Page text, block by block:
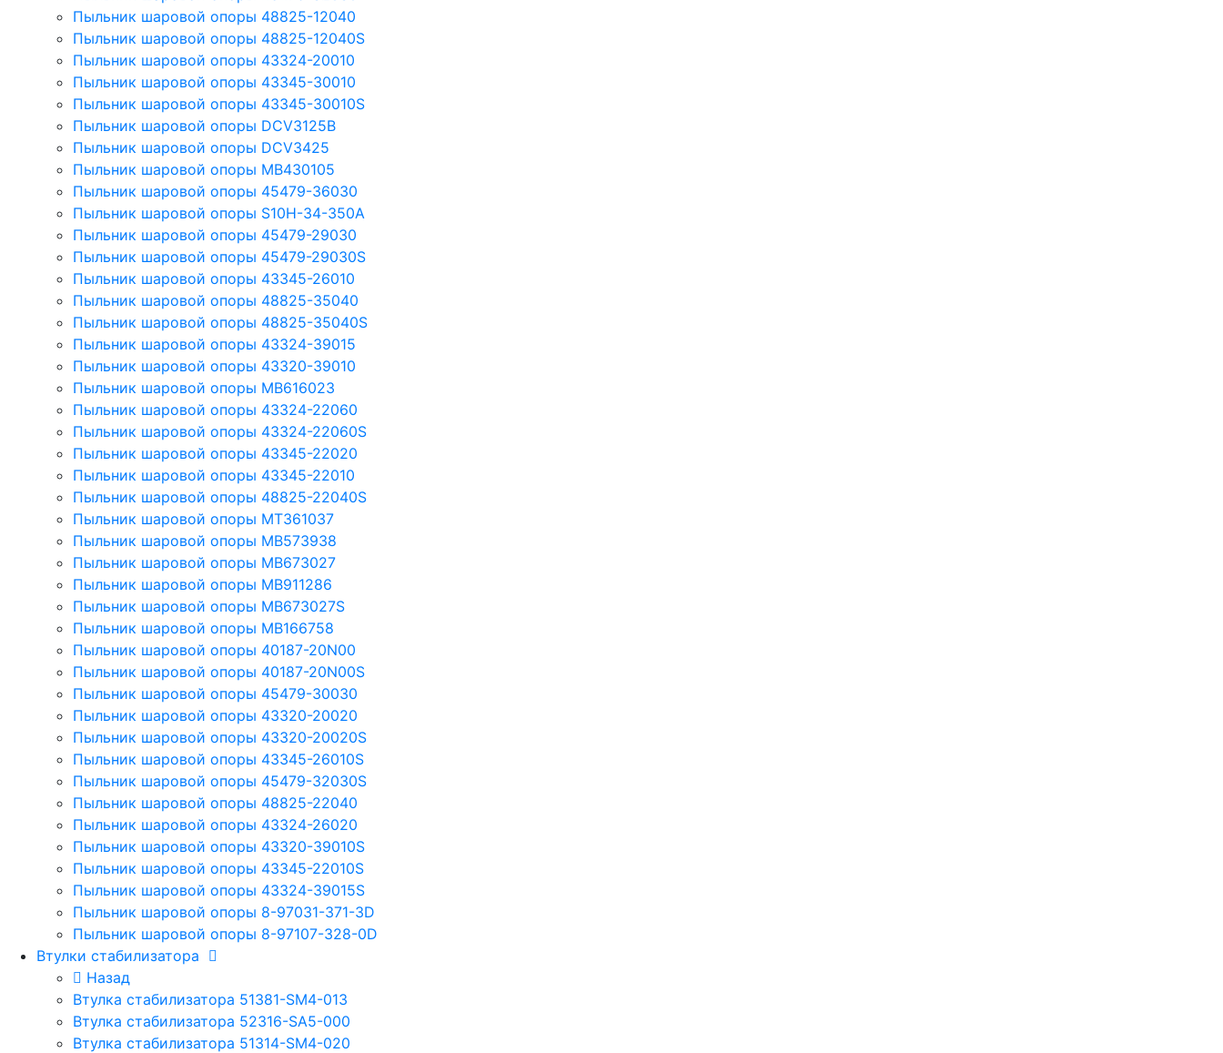
Пыльник шаровой опоры 48825-12040
Пыльник шаровой опоры 48825-12040S
Пыльник шаровой опоры 43324-20010
Пыльник шаровой опоры 43345-30010
Пыльник шаровой опоры 43345-30010S
Пыльник шаровой опоры DCV3125B
Пыльник шаровой опоры DCV3425
Пыльник шаровой опоры MB430105
Пыльник шаровой опоры 45479-36030
Пыльник шаровой опоры S10H-34-350A
Пыльник шаровой опоры 45479-29030
Пыльник шаровой опоры 45479-29030S
Пыльник шаровой опоры 43345-26010
Пыльник шаровой опоры 48825-35040
Пыльник шаровой опоры 48825-35040S
Пыльник шаровой опоры 43324-39015
Пыльник шаровой опоры 43320-39010
Пыльник шаровой опоры MB616023
Пыльник шаровой опоры 43324-22060
Пыльник шаровой опоры 43324-22060S
Пыльник шаровой опоры 43345-22020
Пыльник шаровой опоры 43345-22010
Пыльник шаровой опоры 48825-22040S
Пыльник шаровой опоры MT361037
Пыльник шаровой опоры MB573938
Пыльник шаровой опоры MB673027
Пыльник шаровой опоры MB911286
Пыльник шаровой опоры MB673027S
Пыльник шаровой опоры MB166758
Пыльник шаровой опоры 40187-20N00
Пыльник шаровой опоры 40187-20N00S
Пыльник шаровой опоры 45479-30030
Пыльник шаровой опоры 43320-20020
Пыльник шаровой опоры 43320-20020S
Пыльник шаровой опоры 43345-26010S
Пыльник шаровой опоры 45479-32030S
Пыльник шаровой опоры 48825-22040
Пыльник шаровой опоры 43324-26020
Пыльник шаровой опоры 43320-39010S
Пыльник шаровой опоры 43345-22010S
Пыльник шаровой опоры 43324-39015S
Пыльник шаровой опоры 8-97031-371-3D
Пыльник шаровой опоры 8-97107-328-0D
Втулки стабилизатора
Назад
Втулка стабилизатора 51381-SM4-013
Втулка стабилизатора 52316-SA5-000
Втулка стабилизатора 51314-SM4-020